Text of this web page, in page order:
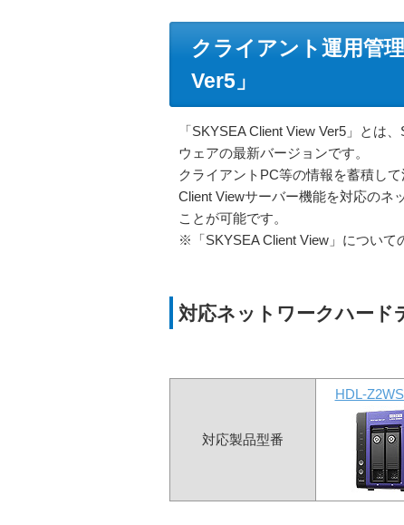
クライアント運用管
Ver5」
「SKYSEA Client View Ver5」とは
ウェアの最新バージョンです。
クライアントPC等の情報を蓄積し
Client Viewサーバー機能を対応のネ
ことが可能です。
※「SKYSEA Client View」について
対応ネットワークハード
対応製品型番
HDL-